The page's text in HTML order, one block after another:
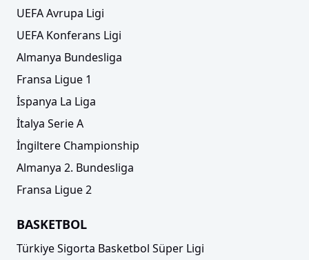
UEFA Avrupa Ligi
UEFA Konferans Ligi
Almanya Bundesliga
Fransa Ligue 1
İspanya La Liga
İtalya Serie A
İngiltere Championship
Almanya 2. Bundesliga
Fransa Ligue 2
BASKETBOL
Türkiye Sigorta Basketbol Süper Ligi